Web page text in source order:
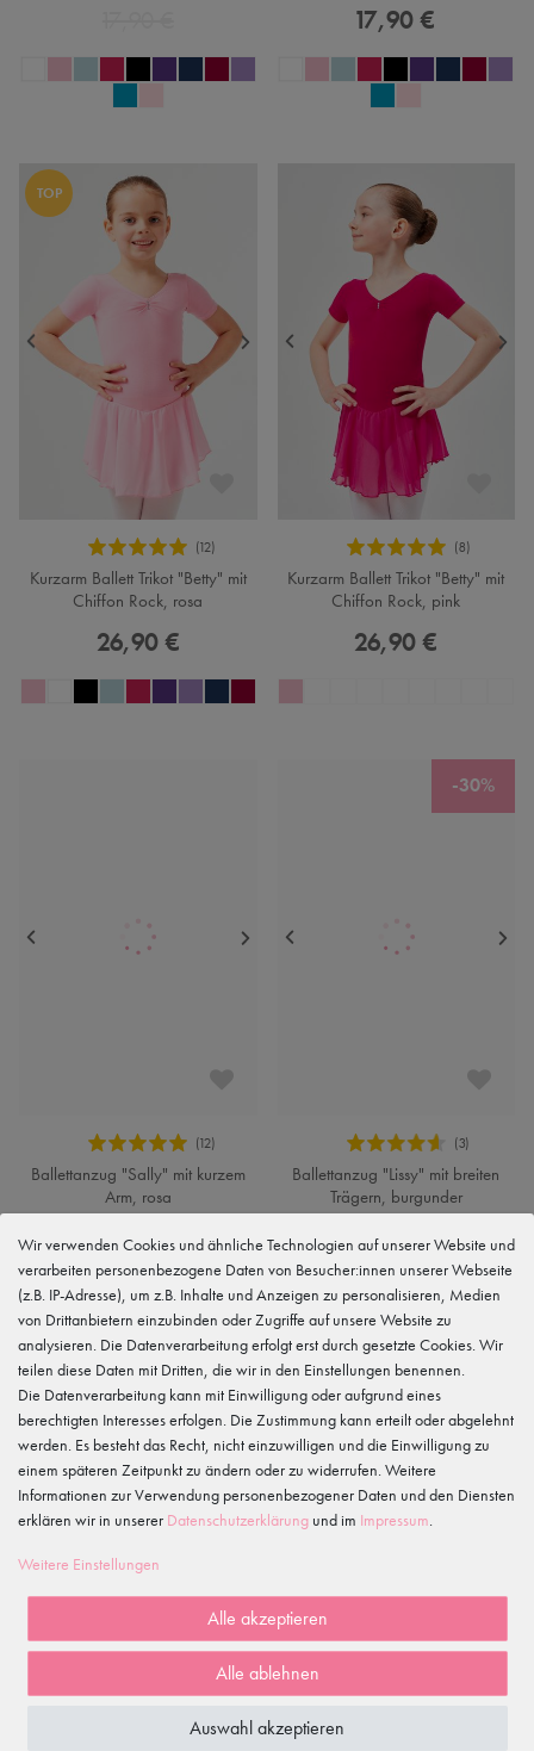
17,90 €
TOP
Kurzarm Ballett Trikot "Betty" mit
Chiffon Rock, rosa
26,90 €
Kurzarm Ballett Trikot "Betty" mit
Chiffon Rock, pink
26,90 €
Ballettanzug "Sally" mit kurzem
Arm, rosa
17,90 €
-30%
Ballettanzug "Lissy" mit breiten
Trägern, burgunder
16,90 €
11,83 €
-30%
Wir verwenden Cookies und ähnliche Technologien auf unserer Website und
verarbeiten personenbezogene Daten von Besucher:innen unserer Webseite
(z.B. IP-Adresse), um z.B. Inhalte und Anzeigen zu personalisieren, Medien
von Drittanbietern einzubinden oder Zugriffe auf unsere Website zu
analysieren. Die Datenverarbeitung erfolgt erst durch gesetzte Cookies. Wir
teilen diese Daten mit Dritten, die wir in den Einstellungen benennen.
Die Datenverarbeitung kann mit Einwilligung oder aufgrund eines
berechtigten Interesses erfolgen. Die Zustimmung kann erteilt oder abgelehnt
werden. Es besteht das Recht, nicht einzuwilligen und die Einwilligung zu
einem späteren Zeitpunkt zu ändern oder zu widerrufen. Weitere
Informationen zur Verwendung personenbezogener Daten und den Diensten
erklären wir in unserer Daten­schutz­erklärung und im Impressum.
Weitere Einstellungen
Alle akzeptieren
Alle ablehnen
Auswahl akzeptieren